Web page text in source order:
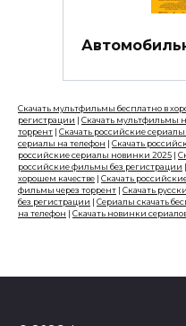
Скачать мультфильмы бесплатно в
регистрации | Скачать мультфильмы
торрент | Скачать российские
сериалы на телефон | Скачать
российские сериалы новинки 2025 |
российские фильмы без регистрации |
хорошем качестве | Скачать
фильмы через торрент | Скачать
без регистрации | Сериалы скачать
на телефон | Скачать новинки